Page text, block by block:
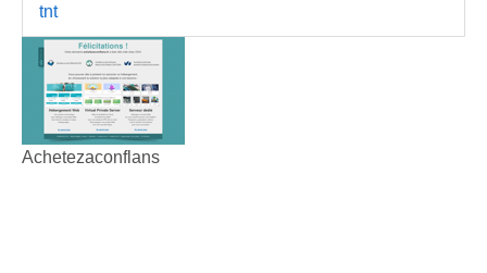
tnt
Achetezaconflans